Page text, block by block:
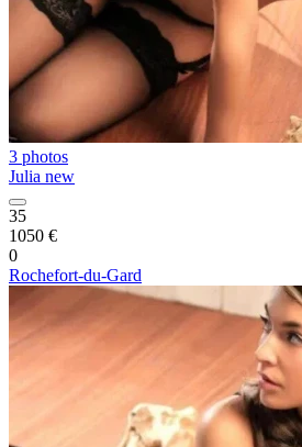
3 photos
Julia new
35
1050 €
0
Rochefort-du-Gard